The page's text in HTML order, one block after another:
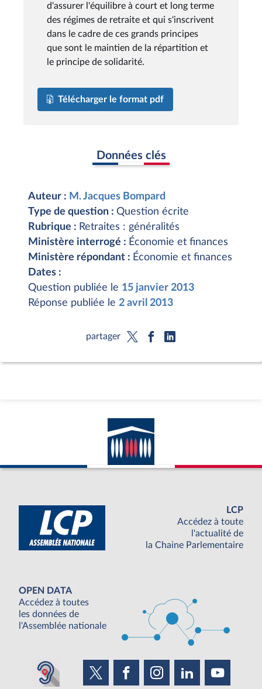
d'assurer l'équilibre à court et long terme
des régimes de retraite et qui s'inscrivent
dans le cadre de ces grands principes
que sont le maintien de la répartition et
le principe de solidarité.
Télécharger le format pdf
Données clés
Auteur : M. Jacques Bompard
Type de question : Question écrite
Rubrique : Retraites : généralités
Ministère interrogé : Économie et finances
Ministère répondant : Économie et finances
Dates :
Question publiée le 15 janvier 2013
Réponse publiée le 2 avril 2013
partager
LCP
Accédez à toute
l'actualité de
la Chaine Parlementaire
OPEN DATA
Accédez à toutes
les données de
l'Assemblée nationale